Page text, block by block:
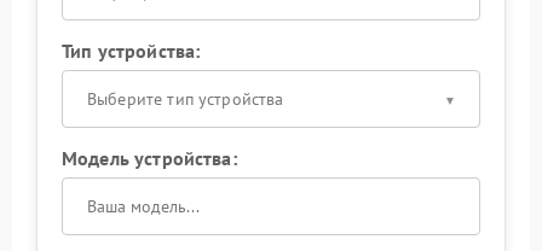
Тип устройства:
Выберите тип устройства
Модель устройства: